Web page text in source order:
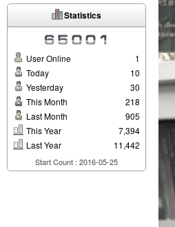
Statistics
User Online
1
Today
10
Yesterday
30
This Month
218
Last Month
905
This Year
7,394
Last Year
11,442
Start Count : 2016-05-25